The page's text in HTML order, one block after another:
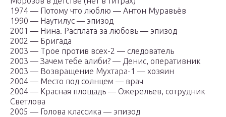
1974 — Потому что люблю — Антон Муравьёв
1990 — Наутилус — эпизод
2001 — Нина. Расплата за любовь — эпизод
2002 — Бригада
2003 — Трое против всех-2 — следователь
2003 — Зачем тебе алиби? — Денис, оперативник
2003 — Возвращение Мухтара-1 — хозяин
2004 — Место под солнцем — врач
2004 — Красная площадь — Ожерельев, сотрудник
Светлова
2005 — Голова классика — эпизод